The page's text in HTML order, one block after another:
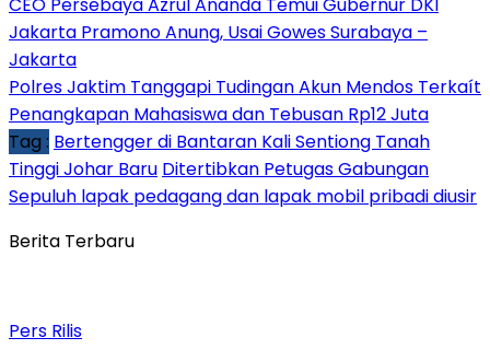
Jakarta Pramono Anung, Usai Gowes Surabaya –
Jakarta
Polres Jaktim Tanggapi Tudingan Akun Mendos Terkaít
Penangkapan Mahasiswa dan Tebusan Rp12 Juta
Tag : Bertengger di Bantaran Kali Sentiong Tanah
Tinggi Johar Baru Ditertibkan Petugas Gabungan
Sepuluh lapak pedagang dan lapak mobil pribadi diusir
Berita Terbaru
Pers Rilis